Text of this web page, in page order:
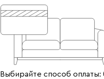
Выбирайте способ оплаты: